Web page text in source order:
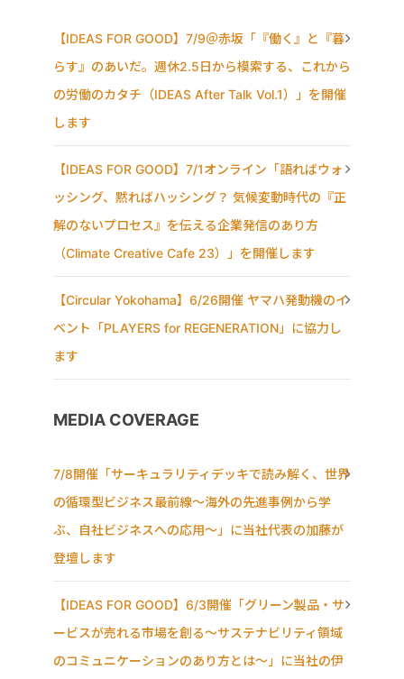
【IDEAS FOR GOOD】7/9＠赤坂「『働く』と『暮
らす』のあいだ。週休2.5日から模索する、これから
の労働のカタチ（IDEAS After Talk Vol.1）」を開催
します
【IDEAS FOR GOOD】7/1オンライン「語ればウォ
ッシング、黙ればハッシング？ 気候変動時代の『正
解のないプロセス』を伝える企業発信のあり方
（Climate Creative Cafe 23）」を開催します
【Circular Yokohama】6/26開催 ヤマハ発動機のイ
ベント「PLAYERS for REGENERATION」に協力し
ます
MEDIA COVERAGE
7/8開催「サーキュラリティデッキで読み解く、世界
の循環型ビジネス最前線〜海外の先進事例から学
ぶ、自社ビジネスへの応用〜」に当社代表の加藤が
登壇します
【IDEAS FOR GOOD】6/3開催「グリーン製品・サ
ービスが売れる市場を創る〜サステナビリティ領域
のコミュニケーションのあり方とは〜」に当社の伊